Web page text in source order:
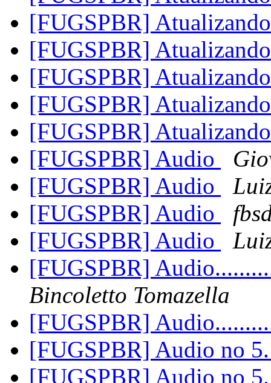
[FUGSPBR]
[FUGSPBR]
[FUGSPBR]
[FUGSPBR]
[FUGSPBR]
[FUGSPBR] Audio
[FUGSPBR] Audio
[FUGSPBR] Audio
[FUGSPBR] Audio
[FUGSPBR]
Bincoletto Tomazella
[FUGSPBR]
[FUGSPBR] Audio no
[FUGSPBR] Audio no